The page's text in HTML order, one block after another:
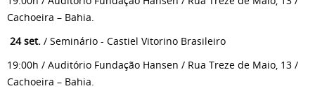
Cachoeira – Bahia.
24 set. / Seminário - Castiel Vitorino Brasileiro
19:00h / Auditório Fundação Hansen / Rua Treze de Maio, 13 /
Cachoeira – Bahia.